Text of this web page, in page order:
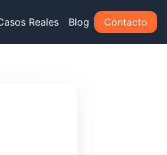
Reales Blog Contacto